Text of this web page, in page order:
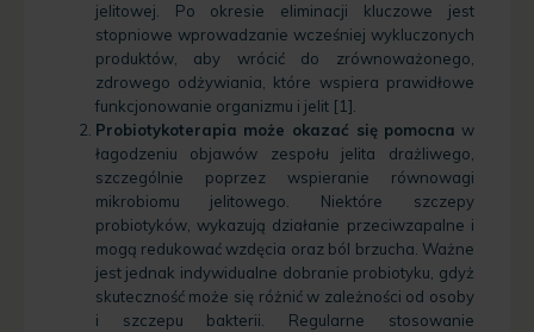
jelitowej. Po okresie eliminacji kluczowe jest
stopniowe wprowadzanie wcześniej wykluczonych
produktów, aby wrócić do zrównoważonego,
zdrowego odżywiania, które wspiera prawidłowe
funkcjonowanie organizmu i jelit [1].
Probiotykoterapia może okazać się pomocna w
łagodzeniu objawów zespołu jelita drażliwego,
szczególnie poprzez wspieranie równowagi
mikrobiomu jelitowego. Niektóre szczepy
probiotyków, wykazują działanie przeciwzapalne i
mogą redukować wzdęcia oraz ból brzucha. Ważne
jest jednak indywidualne dobranie probiotyku, gdyż
skuteczność może się różnić w zależności od osoby
i szczepu bakterii. Regularne stosowanie